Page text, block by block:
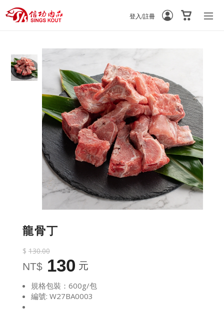
登入/註冊
龍骨丁
$ 130.00
NT$ 130 元
規格包裝：600g/包
編號: W27BA0003